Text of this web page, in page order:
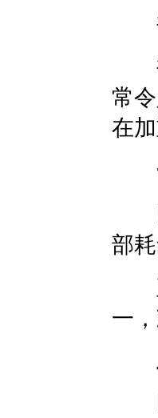
褥
褥
常
在加
以
部
正
一
以